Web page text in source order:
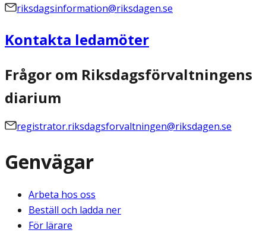
riksdagsinformation@riksdagen.se
Kontakta ledamöter
Frågor om Riksdagsförvaltningens
diarium
registrator.riksdagsforvaltningen@riksdagen.se
Genvägar
Arbeta hos oss
Beställ och ladda ner
För lärare